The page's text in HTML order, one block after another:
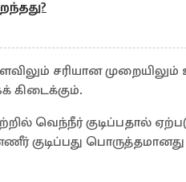
சரியான
கிடைக்கும்.
வெந்நீர் குடிப்பதால்
குடிப்பது